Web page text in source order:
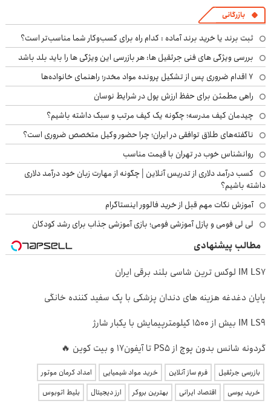
بازرگانی
ثبت برند یا خرید برند آماده : کدام راه برای کسب‌وکار شما مناسب‌تر است؟
بررسی ویژگی های فنی جرثقیل ها: هر بازرسی این ویژگی ها را باید بلد باشد
۷ اقدام ضروری پس از تشکیل پرونده مواد مخدر؛ راهنمای خانواده‌ها
راهی مطمئن برای حفظ ارزش پول در شرایط نوسان
چیدمان کیف مدرسه؛ چگونه یک کیف مرتب و سبک داشته باشیم؟
ناگفته‌های طلاق توافقی در ایران؛ چرا حضور وکیل متخصص ضروری است؟
روانشناس خوب در تهران با قیمت مناسب
کسب درآمد دلاری از تدریس آنلاین | چگونه از مهارت زبان خود درآمد دلاری
داشته باشیم؟
آموزش نکات مهم قبل از خرید فالوور اینستاگرام
لی لی فومی و پازل آموزشی فومی؛ بازی آموزشی جذاب برای رشد کودکان
مطالب پیشنهادی
IM LS7 لوکس ترین شاسی بلند برقی ایران
پایان دغدغه هزینه های دندان پزشکی با پک سفید کننده خانگی
IM LS9 بیش از 1500 کیلومترپیمایش با یکبار شارژ
گردونه شانس بدون پوچ از PS5 تا آیفون17 و بیت کوین 🔥
بازرسی جرثقیل فرم ساز آنلاین خرید مواد شیمیایی
امداد کرمان موتور
خرید یوسی
اقتصاد ایرانی بهترین بروکر ارز دیجیتال بلیط اتوبوس